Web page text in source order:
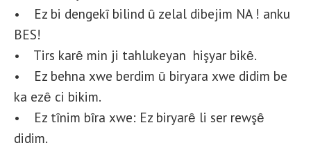
• Ez bi dengekȋ bilind ȗ zelal dibejim NA ! anku
BES!
• Tirs karȇ min ji tahlukeyan hişyar bikȇ.
• Ez behna xwe berdim ȗ biryara xwe didim be
ka ezȇ ci bikim.
• Ez tȋnim bȋra xwe: Ez biryarȇ li ser rewşȇ
didim.